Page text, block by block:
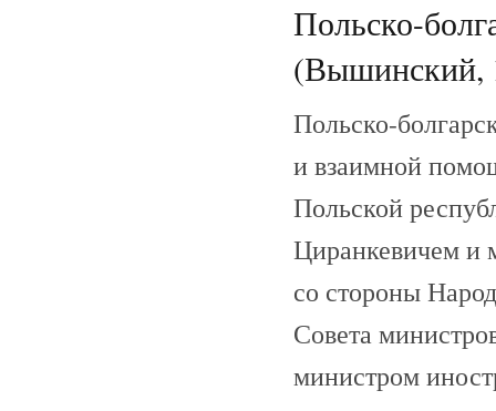
Польско-
(Вышинский,
Польско-
и взаимной
Польской
Циранкевичем и
со стороны
Совета
министром